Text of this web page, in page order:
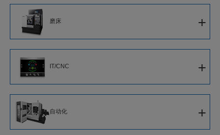
立式数控车床
轮毂加工用车床
5面加工龙门式加工中心
龙门式加工中心
磨床 +
CNC外圆磨床
CNC内圆磨床
IT/CNC +
新一代智能化CNC
软件
自动化 +